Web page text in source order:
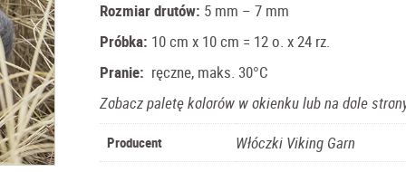
Rozmiar drutów: 5mm – 7 mm
Próbka: 10 cm x 10 cm = 12 o. x 24 rz.
Pranie: ręczne, maks. 30°C
Zobacz paletę kolorów w okienku lub na dole
Producent Włóczki Viking Garn